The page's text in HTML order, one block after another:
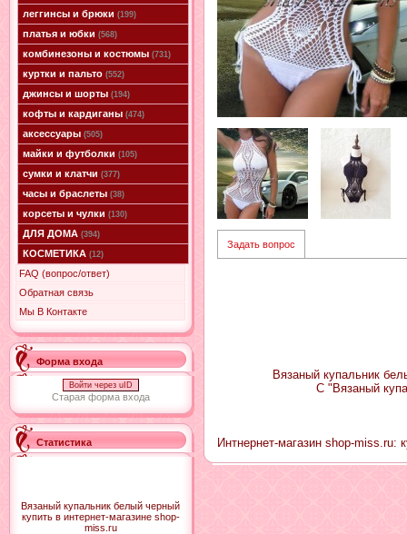
леггинсы и брюки (199)
платья и юбки (568)
комбинезоны и костюмы (731)
куртки и пальто (552)
джинсы и шорты (194)
кофты и кардиганы (474)
аксессуары (505)
майки и футболки (105)
сумки и клатчи (377)
часы и браслеты (38)
корсеты и чулки (130)
ДЛЯ ДОМА (394)
КОСМЕТИКА (12)
FAQ (вопрос/ответ)
Обратная связь
Мы В Контакте
Форма входа
Войти через uID
Старая форма входа
Статистика
Вязаный купальник белый черный
купить в интернет-магазине shop-
miss.ru
Задать вопрос
Вязаный купальник
С "Вязаный
Интнернет-магазин shop-miss.ru: